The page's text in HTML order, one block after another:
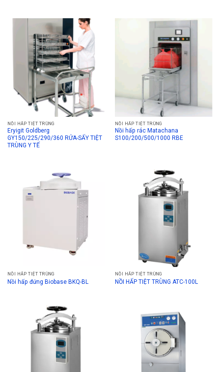
NỒI HẤP TIỆT TRÙNG
Eryigit Goldberg
GY150/225/290/360 RỬA-SẤY TIỆT
TRÙNG Y TẾ
NỒI HẤP TIỆT TRÙNG
Nồi hấp rác Matachana
S100/200/500/1000 RBE
NỒI HẤP TIỆT TRÙNG
Nồi hấp đứng Biobase BKQ-BL
NỒI HẤP TIỆT TRÙNG
NỒI HẤP TIỆT TRÙNG ATC-100L